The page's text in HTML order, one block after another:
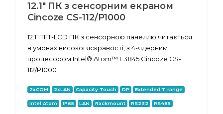
12.1" ПК з сенсорним екраном
Cincoze CS-112/P1000
12.1" TFT-LCD ПК з сенсорною панеллю читається
в умовах високої яскравості, з 4-ядерним
процесором Intel® Atom™ E3845 Cincoze CS-
112/P1000
2xCOM 2xLAN Capacity Touch DP Extended T range
Intel Atom IP65 LAN Rackmount RS232 RS485